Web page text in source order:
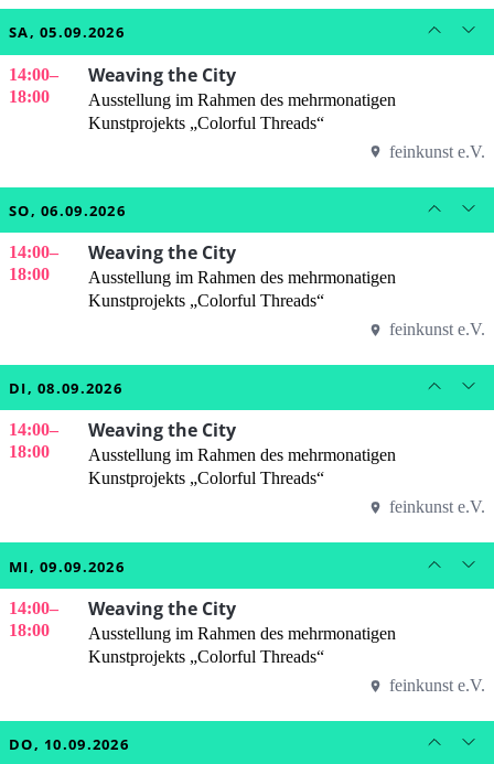
SA, 05.09.2026
14:00–
18:00
Weaving the City
Ausstellung im Rahmen des mehrmonatigen
Kunstprojekts „Colorful Threads“
feinkunst e.V.
SO, 06.09.2026
14:00–
18:00
Weaving the City
Ausstellung im Rahmen des mehrmonatigen
Kunstprojekts „Colorful Threads“
feinkunst e.V.
DI, 08.09.2026
14:00–
18:00
Weaving the City
Ausstellung im Rahmen des mehrmonatigen
Kunstprojekts „Colorful Threads“
feinkunst e.V.
MI, 09.09.2026
14:00–
18:00
Weaving the City
Ausstellung im Rahmen des mehrmonatigen
Kunstprojekts „Colorful Threads“
feinkunst e.V.
DO, 10.09.2026